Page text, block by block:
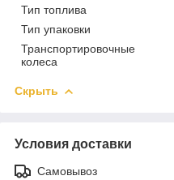
Тип топлива
Тип упаковки
Транспортировочные
колеса
Скрыть
Условия доставки
Самовывоз